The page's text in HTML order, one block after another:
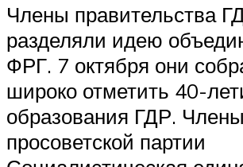
Члены правительства
разделяли идею
ФРГ. 7 октября они
широко отметить 40-
образования ГДР. Члены
просоветской партии